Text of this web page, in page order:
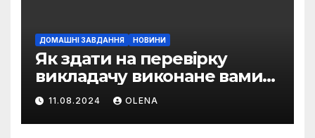
ДОМАШНІ ЗАВДАННЯ НОВИНИ
Як здати на перевірку
викладачу виконане вами
домашнє завдання
11.08.2024 OLENA